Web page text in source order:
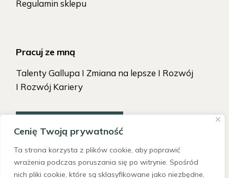
Cenię Twoją prywatność
Ta strona korzysta z plików cookie, aby poprawić
wrażenia podczas poruszania się po witrynie. Spośród
nich pliki cookie, które są sklasyfikowane jako niezbędne,
Regulamin sklepu
Pracuj ze mną
Talenty Gallupa I Zmiana na lepsze I Rozwój
I Rozwój Kariery